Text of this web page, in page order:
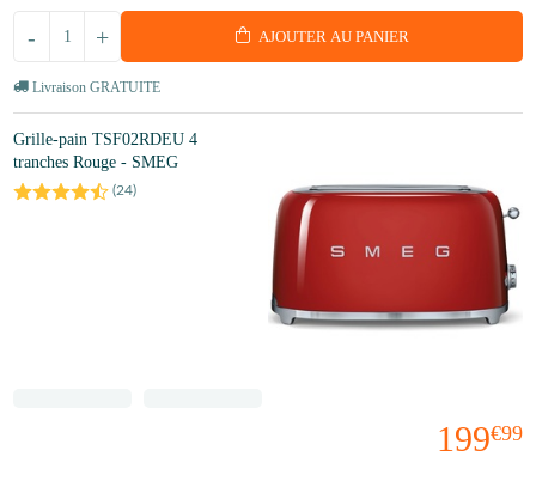
+
- AJOUTER AU PANIER
Livraison GRATUITE
Grille-pain TSF02RDEU 4
tranches Rouge - SMEG
(24)
199€99